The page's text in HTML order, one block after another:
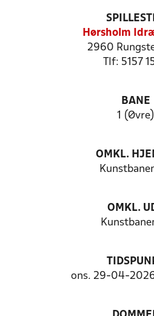
Hørsholm
2960
Tlf: 5157
BANE
1 (Øvre)
OMKL.
OMKL.
ons. 29-04-